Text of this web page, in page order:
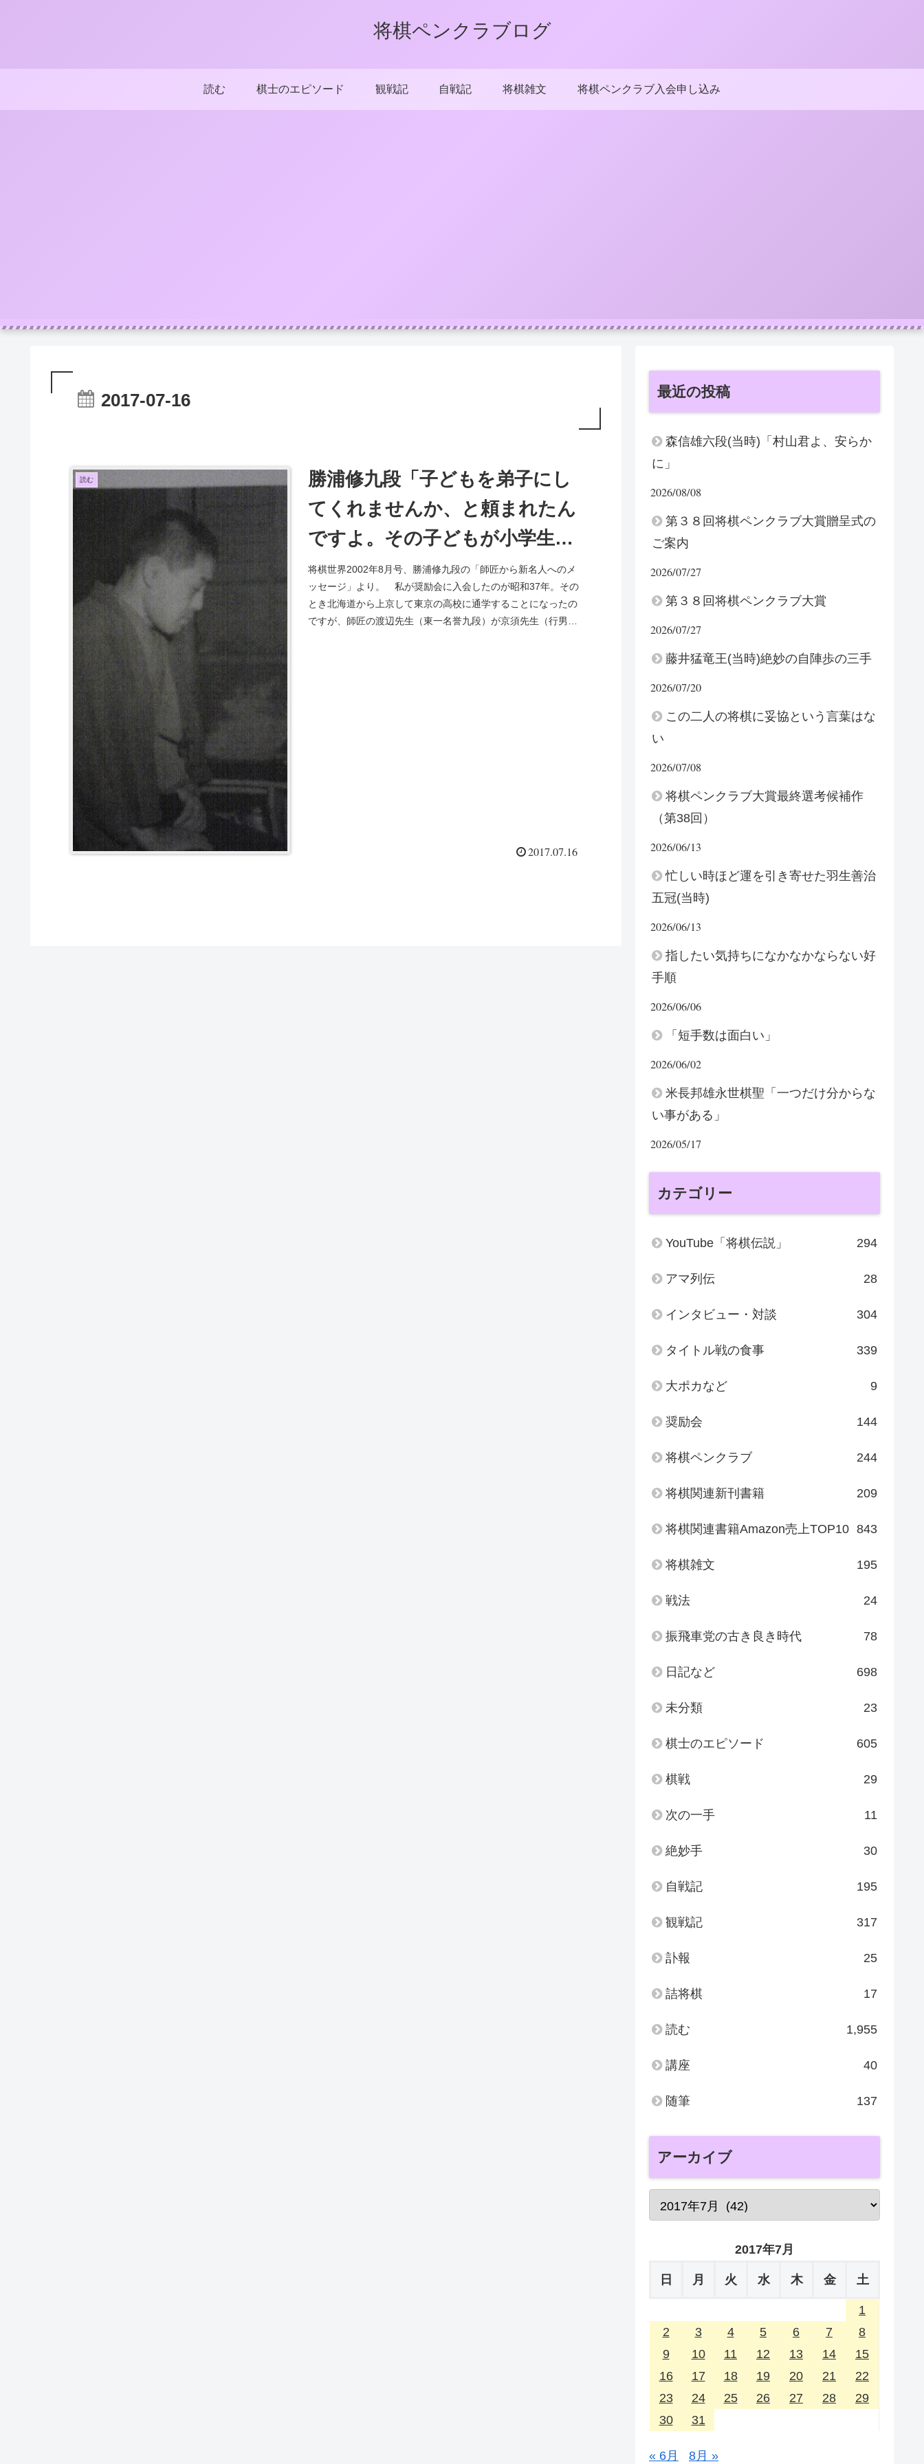
将棋ペンクラブログ
読む 棋士のエピソード 観戦記 自戦記 将棋雑文 将棋ペンクラブ入会申し込み
2017-07-16
読む
勝浦修九段「子どもを弟子にし
てくれませんか、と頼まれたん
ですよ。その子どもが小学生の
森内くんでした」
将棋世界2002年8月号、勝浦修九段の「師匠から新名人へのメ
ッセージ」より。 私が奨励会に入会したのが昭和37年。その
とき北海道から上京して東京の高校に通学することになったの
ですが、師匠の渡辺先生（東一名誉九段）が京須先生（行男八
2017.07.16
最近の投稿
森信雄六段(当時)「村山君よ、安らか
に」
2026/08/08
第３８回将棋ペンクラブ大賞贈呈式の
ご案内
2026/07/27
第３８回将棋ペンクラブ大賞
2026/07/27
藤井猛竜王(当時)絶妙の自陣歩の三手
2026/07/20
この二人の将棋に妥協という言葉はな
い
2026/07/08
将棋ペンクラブ大賞最終選考候補作
（第38回）
2026/06/13
忙しい時ほど運を引き寄せた羽生善治
五冠(当時)
2026/06/13
指したい気持ちになかなかならない好
手順
2026/06/06
「短手数は面白い」
2026/06/02
米長邦雄永世棋聖「一つだけ分からな
い事がある」
2026/05/17
カテゴリー
YouTube「将棋伝説」 294
アマ列伝 28
インタビュー・対談 304
タイトル戦の食事 339
大ポカなど 9
奨励会 144
将棋ペンクラブ 244
将棋関連新刊書籍 209
将棋関連書籍Amazon売上TOP10 843
将棋雑文 195
戦法 24
振飛車党の古き良き時代 78
日記など 698
未分類 23
棋士のエピソード 605
棋戦 29
次の一手 11
絶妙手 30
自戦記 195
観戦記 317
訃報 25
詰将棋 17
読む 1,955
講座 40
随筆 137
アーカイブ
2017年7月
日 月 火 水 木 金 土
1
2
3 4 5 6 7
8
9
10 11 12 13 14
15
16
17 18 19 20 21
22
23
24 25 26 27 28
29
30
31
« 6月 8月 »